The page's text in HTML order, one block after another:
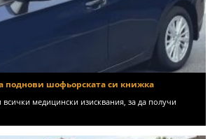
поднови шофьорската си книжка
медицински изисквания, за да получи